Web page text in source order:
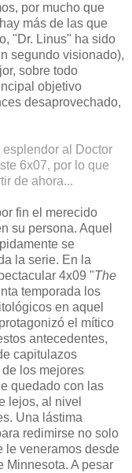
por mucho que
más de las que
"Dr. Linus" ha sido
segundo visionado),
sobre todo
objetivo
desaprovechado,
al Doctor
6x07, por lo que
de ahora...
fin el merecido
su persona. Aquel
se
la serie. En la
4x09 "The
temporada los
en aquel
el mítico
antecedentes,
capitulazos
los mejores
quedado con las
lejos, al nivel
Una lástima
redimirse no solo
le veneramos desde
Minnesota. A pesar